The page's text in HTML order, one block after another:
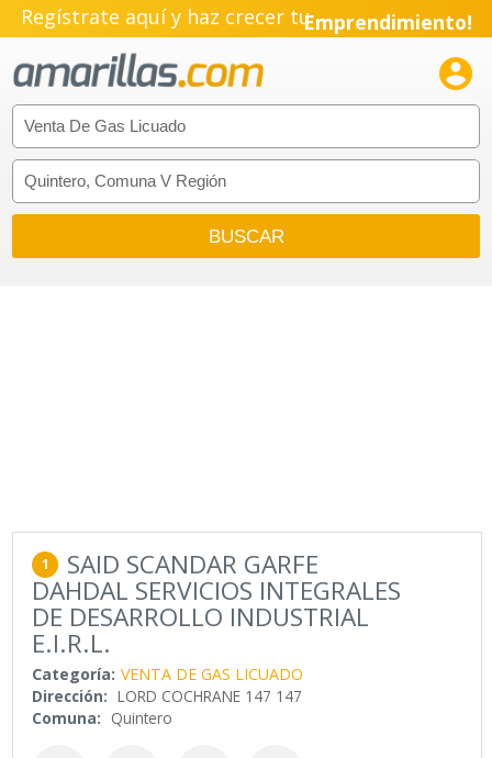
Regístrate aquí y haz crecer tuEmprendimiento!

1 SAID SCANDAR GARFE
DAHDAL SERVICIOS INTEGRALES
DE DESARROLLO INDUSTRIAL
E.I.R.L.
Categoría: VENTA DE GAS LICUADO
Dirección: LORD COCHRANE 147 147
Comuna: Quintero